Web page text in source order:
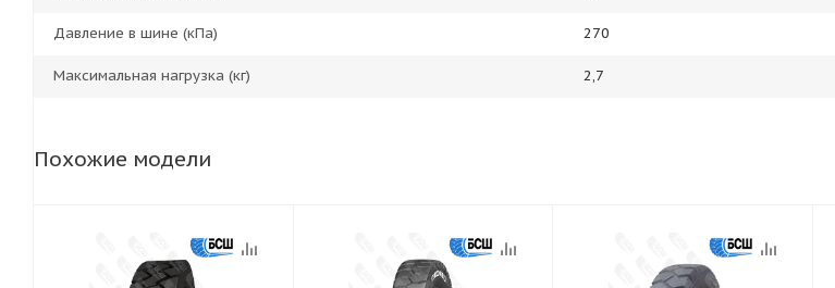
Давление в шине (кПа) 270
Максимальная нагрузка (кг) 2,7
Похожие модели